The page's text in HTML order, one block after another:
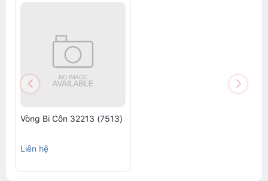
Vòng Bi Côn 32213 (7513)
Liên hệ